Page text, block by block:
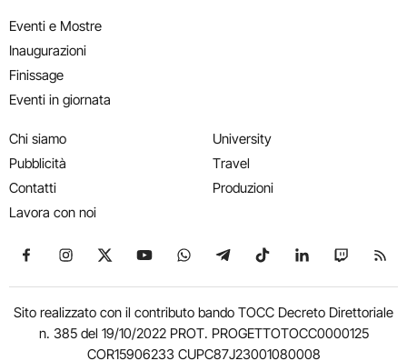
Eventi e Mostre
Inaugurazioni
Finissage
Eventi in giornata
Chi siamo
Pubblicità
Contatti
Lavora con noi
University
Travel
Produzioni
Seguici su Facebook
Seguici su Instagram
Seguici su X
Seguici su YouTube
Seguici su WhatsApp
Seguici su Telegram
Seguici su TikTok
Seguici su
Seguici
Sito realizzato con il contributo bando TOCC Decreto Direttoriale
n. 385 del 19/10/2022 PROT. PROGETTOTOCC0000125
COR15906233 CUPC87J23001080008